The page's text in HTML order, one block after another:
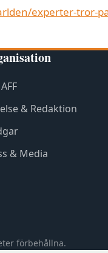
experter-tror-
& Redaktion
& Media
förbehållna.